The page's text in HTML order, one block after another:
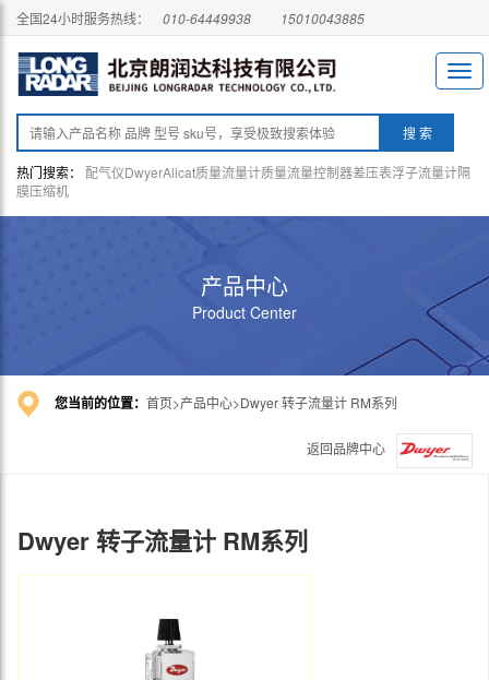
全国24小时服务热线： 010-64449938 15010043885
热门搜索： 配气仪DwyerAlicat质量流量计质量流量控制器差压表浮子流量计隔
膜压缩机
产品中心
Product Center
您当前的位置： 首页 产品中心 Dwyer 转子流量计 RM系列
返回品牌中心
Dwyer 转子流量计 RM系列